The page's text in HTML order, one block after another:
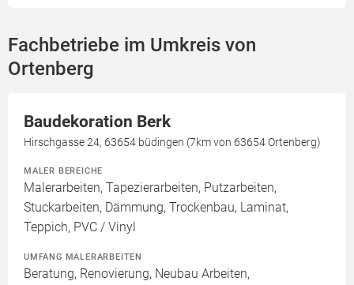
Fachbetriebe im Umkreis von
Ortenberg
Baudekoration Berk
Hirschgasse 24, 63654 büdingen (7km von 63654 Ortenberg)
MALER BEREICHE
Malerarbeiten, Tapezierarbeiten, Putzarbeiten,
Stuckarbeiten, Dämmung, Trockenbau, Laminat,
Teppich, PVC / Vinyl
UMFANG MALERARBEITEN
Beratung, Renovierung, Neubau Arbeiten,